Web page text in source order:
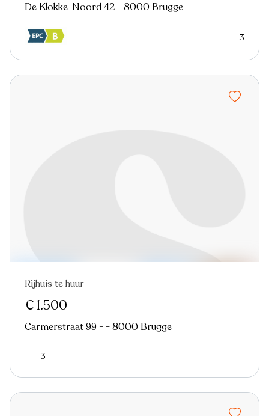
De Klokke-Noord 42 - 8000 Brugge
3
Rijhuis te huur
€ 1.500
Carmerstraat 99 - - 8000 Brugge
3